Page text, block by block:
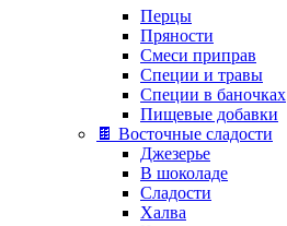
Перцы
Пряности
Смеси приправ
Специи и травы
Специи в баночках
Пищевые добавки
🍫 Восточные сладости
Джезерье
В шоколаде
Сладости
Халва